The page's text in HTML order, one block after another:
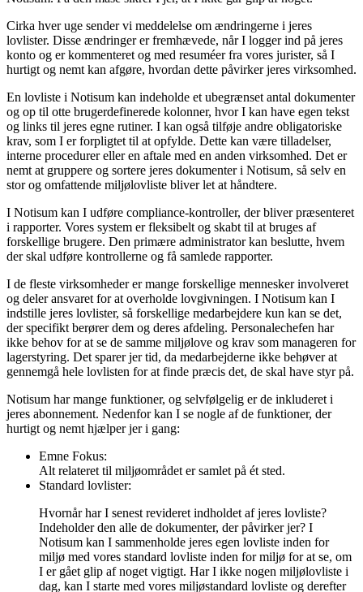
Cirka hver uge sender vi meddelelse om ændringerne i jeres
lovlister. Disse ændringer er fremhævede, når I logger ind på jeres
konto og er kommenteret og med resuméer fra vores jurister, så I
hurtigt og nemt kan afgøre, hvordan dette påvirker jeres virksomhed.
En lovliste i Notisum kan indeholde et ubegrænset antal dokumenter
og op til otte brugerdefinerede kolonner, hvor I kan have egen tekst
og links til jeres egne rutiner. I kan også tilføje andre obligatoriske
krav, som I er forpligtet til at opfylde. Dette kan være tilladelser,
interne procedurer eller en aftale med en anden virksomhed. Det er
nemt at gruppere og sortere jeres dokumenter i Notisum, så selv en
stor og omfattende miljølovliste bliver let at håndtere.
I Notisum kan I udføre compliance-kontroller, der bliver præsenteret
i rapporter. Vores system er fleksibelt og skabt til at bruges af
forskellige brugere. Den primære administrator kan beslutte, hvem
der skal udføre kontrollerne og få samlede rapporter.
I de fleste virksomheder er mange forskellige mennesker involveret
og deler ansvaret for at overholde lovgivningen. I Notisum kan I
indstille jeres lovlister, så forskellige medarbejdere kun kan se det,
der specifikt berører dem og deres afdeling. Personalechefen har
ikke behov for at se de samme miljølove og krav som manageren for
lagerstyring. Det sparer jer tid, da medarbejderne ikke behøver at
gennemgå hele lovlisten for at finde præcis det, de skal have styr på.
Notisum har mange funktioner, og selvfølgelig er de inkluderet i
jeres abonnement. Nedenfor kan I se nogle af de funktioner, der
hurtigt og nemt hjælper jer i gang:
Emne Fokus:
Alt relateret til miljøområdet er samlet på ét sted.
Standard lovlister:
Hvornår har I senest revideret indholdet af jeres lovliste?
Indeholder den alle de dokumenter, der påvirker jer? I
Notisum kan I sammenholde jeres egen lovliste inden for
miljø med vores standard lovliste inden for miljø for at se, om
I er gået glip af noget vigtigt. Har I ikke nogen miljølovliste i
dag, kan I starte med vores miljøstandard lovliste og derefter